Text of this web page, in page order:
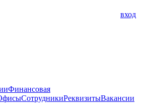
вход
Финансовая
СотрудникиРеквизитыВакансии